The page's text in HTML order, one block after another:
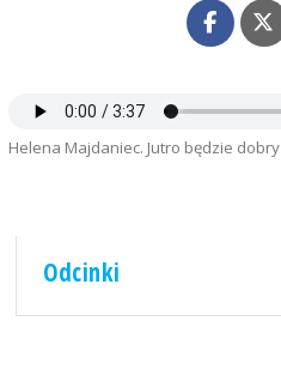
Helena Majdaniec. Jutro będzie
Odcinki